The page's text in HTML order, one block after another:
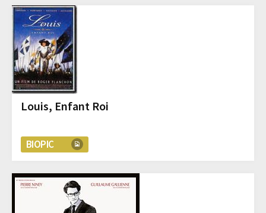
Louis, Enfant Roi
BIOPIC